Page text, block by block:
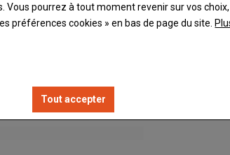
Vous pourrez à tout moment revenir sur vos
préférences cookies » en bas de page du site.
Tout accepter